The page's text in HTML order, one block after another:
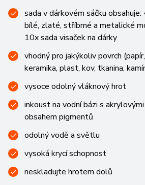
sada v dárkovém sáčku
bílé, zlaté, stříbrné a metalické
10x sada visaček na dárky
vhodný pro jakýkoliv povrch
keramika, plast, kov, tkanina,
vysoce odolný vláknový hrot
inkoust na vodní bázi s
obsahem pigmentů
odolný vodě a světlu
vysoká krycí schopnost
neskladujte hrotem dolů